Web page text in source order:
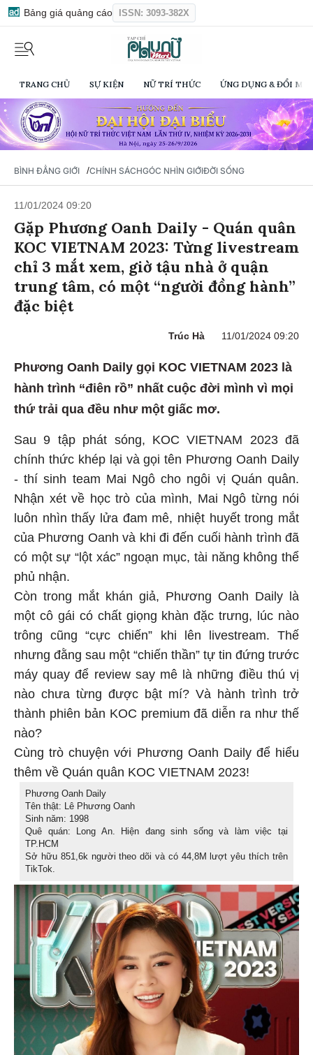
Bảng giá quảng cáo ISSN: 3093-382X
TRANG CHỦ SỰ KIỆN NỮ TRÍ THỨC ỨNG DỤNG & ĐỔI
BÌNH ĐẲNG GIỚI /CHÍNH SÁCHGÓC NHÌN GIỚIĐỜI SỐNG
11/01/2024 09:20
Gặp Phương Oanh Daily - Quán quân
KOC VIETNAM 2023: Từng livestream
chỉ 3 mắt xem, giờ tậu nhà ở quận
trung tâm, có một “người đồng hành”
đặc biệt
Trúc Hà 11/01/2024 09:20
Phương Oanh Daily gọi KOC VIETNAM 2023 là
hành trình “điên rồ” nhất cuộc đời mình vì mọi
thứ trải qua đều như một giấc mơ.
Sau 9 tập phát sóng, KOC VIETNAM 2023 đã
chính thức khép lại và gọi tên Phương Oanh Daily
- thí sinh team Mai Ngô cho ngôi vị Quán quân.
Nhận xét về học trò của mình, Mai Ngô từng nói
luôn nhìn thấy lửa đam mê, nhiệt huyết trong mắt
của Phương Oanh và khi đi đến cuối hành trình đã
có một sự “lột xác” ngoạn mục, tài năng không thể
phủ nhận.
Còn trong mắt khán giả, Phương Oanh Daily là
một cô gái có chất giọng khàn đặc trưng, lúc nào
trông cũng “cực chiến” khi lên livestream. Thế
nhưng đằng sau một “chiến thần” tự tin đứng trước
máy quay để review say mê là những điều thú vị
nào chưa từng được bật mí? Và hành trình trở
thành phiên bản KOC premium đã diễn ra như thế
nào?
Cùng trò chuyện với Phương Oanh Daily để hiểu
thêm về Quán quân KOC VIETNAM 2023!
Phương Oanh Daily
Tên thật: Lê Phương Oanh
Sinh năm: 1998
Quê quán: Long An. Hiện đang sinh sống và làm việc tại
TP.HCM
Sở hữu 851,6k người theo dõi và có 44,8M lượt yêu thích trên
TikTok.